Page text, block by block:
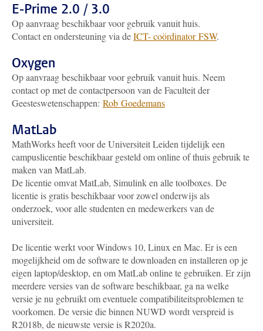
E-Prime 2.0 / 3.0
Op aanvraag beschikbaar voor gebruik vanuit huis.
Contact en ondersteuning via deICT- coördinator FSW.
Oxygen
Op aanvraag beschikbaar voor gebruik vanuit huis. Neem
contact op met de contactpersoon van de Faculteit der
Geesteswetenschappen: Rob Goedemans
MatLab
MathWorks heeft voor de Universiteit Leiden tijdelijk een
campuslicentie beschikbaar gesteld om online of thuis gebruik te
maken van MatLab.
De licentie omvat MatLab, Simulink en alle toolboxes. De
licentie is gratis beschikbaar voor zowel onderwijs als
onderzoek, voor alle studenten en medewerkers van de
universiteit.
De licentie werkt voor Windows 10, Linux en Mac. Er is een
mogelijkheid om de software te downloaden en installeren op je
eigen laptop/desktop, en om MatLab online te gebruiken. Er zijn
meerdere versies van de software beschikbaar, ga na welke
versie je nu gebruikt om eventuele compatibiliteitsproblemen te
voorkomen. De versie die binnen NUWD wordt verspreid is
R2018b, de nieuwste versie is R2020a.